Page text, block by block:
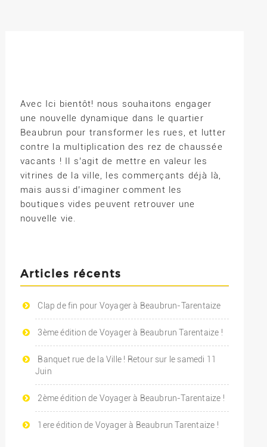
Avec Ici bientôt! nous souhaitons engager
une nouvelle dynamique dans le quartier
Beaubrun pour transformer les rues, et lutter
contre la multiplication des rez de chaussée
vacants ! Il s’agit de mettre en valeur les
vitrines de la ville, les commerçants déjà là,
mais aussi d’imaginer comment les
boutiques vides peuvent retrouver une
nouvelle vie.
Articles récents
Clap de fin pour Voyager à Beaubrun-Tarentaize
3ème édition de Voyager à Beaubrun Tarentaize !
Banquet rue de la Ville ! Retour sur le samedi 11
Juin
2ème édition de Voyager à Beaubrun-Tarentaize !
1ere édition de Voyager à Beaubrun Tarentaize !